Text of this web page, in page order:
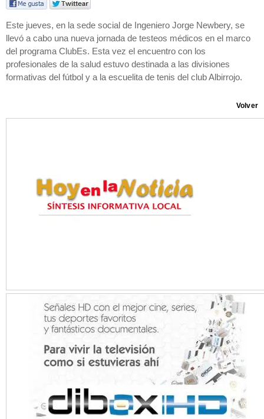
Este jueves, en la sede social de Ingeniero Jorge Newbery, se
llevó a cabo una nueva jornada de testeos médicos en el marco
del programa ClubEs. Esta vez el encuentro con los
profesionales de la salud estuvo destinada a las divisiones
formativas del fútbol y a la escuelita de tenis del club Albirrojo.
Volver